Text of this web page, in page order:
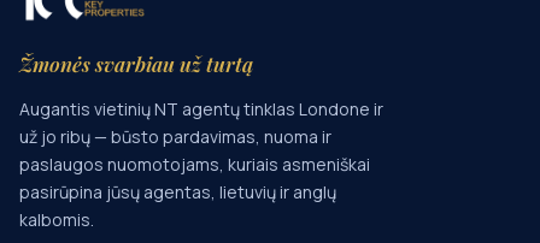
Žmonės svarbiau už turtą
Augantis vietinių NT agentų tinklas Londone ir
už jo ribų — būsto pardavimas, nuoma ir
paslaugos nuomotojams, kuriais asmeniškai
pasirūpina jūsų agentas, lietuvių ir anglų
kalbomis.